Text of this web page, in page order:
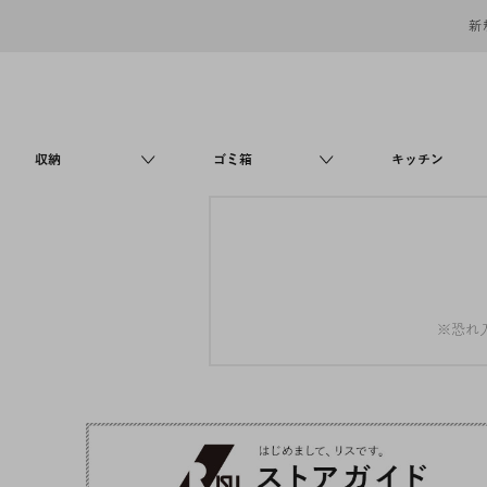
新
収納 ゴミ箱 キッチン
※恐れ入